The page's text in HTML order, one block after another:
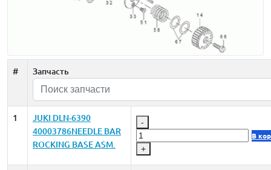
# Запчасть
1
JUKI DLN-6390
40003786NEEDLE BAR
ROCKING BASE ASM.
-
+
В